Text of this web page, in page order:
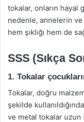
tokalar, onların hayal
nedenle, annelerin ve
hem şıklığı hem de
SSS (Sıkça
1. Tokalar
Tokalar, doğru
şekilde
ve metal tokalar uzun